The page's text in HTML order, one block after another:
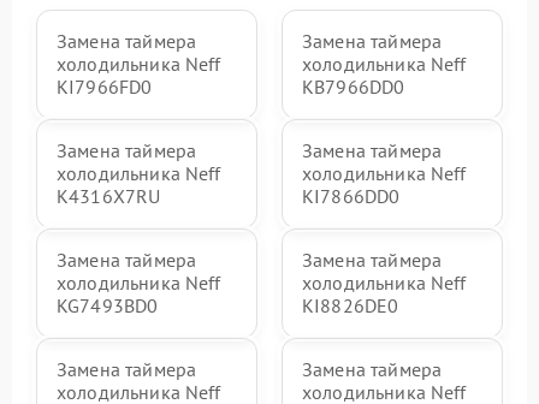
Замена таймера
холодильника Neff
KI7966FD0
Замена таймера
холодильника Neff
KB7966DD0
Замена таймера
холодильника Neff
K4316X7RU
Замена таймера
холодильника Neff
KI7866DD0
Замена таймера
холодильника Neff
KG7493BD0
Замена таймера
холодильника Neff
KI8826DE0
Замена таймера
холодильника Neff
Замена таймера
холодильника Neff